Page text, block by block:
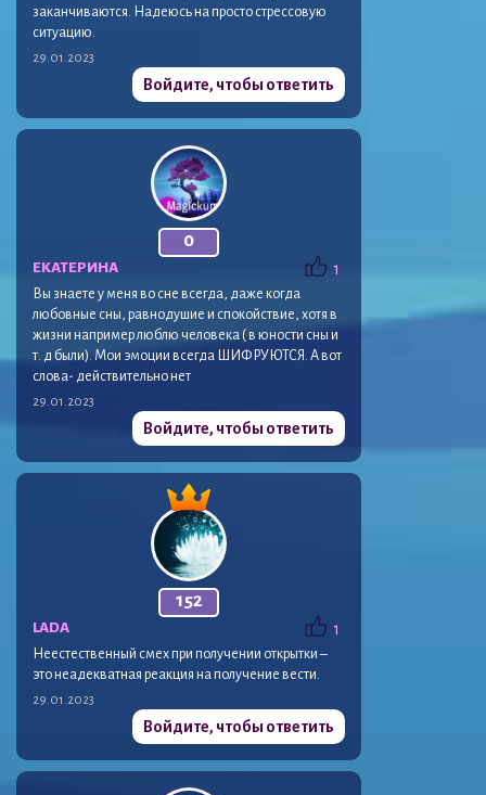
заканчиваются. Надеюсь на просто стрессовую
ситуацию.
29.01.2023
Войдите, чтобы ответить
0
1
ЕКАТЕРИНА
Вы знаете у меня во сне всегда, даже когда
любовные сны, равнодушие и спокойствие, хотя в
жизни например люблю человека ( в юности сны и
т. д были). Мои эмоции всегда ШИФРУЮТСЯ. А вот
слова- действительно нет
29.01.2023
Войдите, чтобы ответить
152
1
LADA
Неестественный смех при получении открытки –
это неадекватная реакция на получение вести.
29.01.2023
Войдите, чтобы ответить